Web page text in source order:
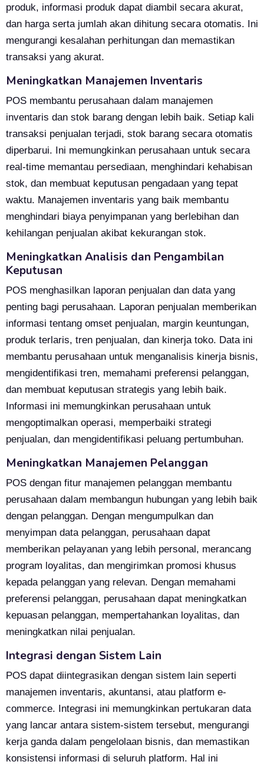
produk, informasi produk dapat diambil secara akurat,
dan harga serta jumlah akan dihitung secara otomatis. Ini
mengurangi kesalahan perhitungan dan memastikan
transaksi yang akurat.
Meningkatkan Manajemen Inventaris
POS membantu perusahaan dalam manajemen
inventaris dan stok barang dengan lebih baik. Setiap kali
transaksi penjualan terjadi, stok barang secara otomatis
diperbarui. Ini memungkinkan perusahaan untuk secara
real-time memantau persediaan, menghindari kehabisan
stok, dan membuat keputusan pengadaan yang tepat
waktu. Manajemen inventaris yang baik membantu
menghindari biaya penyimpanan yang berlebihan dan
kehilangan penjualan akibat kekurangan stok.
Meningkatkan Analisis dan Pengambilan
Keputusan
POS menghasilkan laporan penjualan dan data yang
penting bagi perusahaan. Laporan penjualan memberikan
informasi tentang omset penjualan, margin keuntungan,
produk terlaris, tren penjualan, dan kinerja toko. Data ini
membantu perusahaan untuk menganalisis kinerja bisnis,
mengidentifikasi tren, memahami preferensi pelanggan,
dan membuat keputusan strategis yang lebih baik.
Informasi ini memungkinkan perusahaan untuk
mengoptimalkan operasi, memperbaiki strategi
penjualan, dan mengidentifikasi peluang pertumbuhan.
Meningkatkan Manajemen Pelanggan
POS dengan fitur manajemen pelanggan membantu
perusahaan dalam membangun hubungan yang lebih baik
dengan pelanggan. Dengan mengumpulkan dan
menyimpan data pelanggan, perusahaan dapat
memberikan pelayanan yang lebih personal, merancang
program loyalitas, dan mengirimkan promosi khusus
kepada pelanggan yang relevan. Dengan memahami
preferensi pelanggan, perusahaan dapat meningkatkan
kepuasan pelanggan, mempertahankan loyalitas, dan
meningkatkan nilai penjualan.
Integrasi dengan Sistem Lain
POS dapat diintegrasikan dengan sistem lain seperti
manajemen inventaris, akuntansi, atau platform e-
commerce. Integrasi ini memungkinkan pertukaran data
yang lancar antara sistem-sistem tersebut, mengurangi
kerja ganda dalam pengelolaan bisnis, dan memastikan
konsistensi informasi di seluruh platform. Hal ini